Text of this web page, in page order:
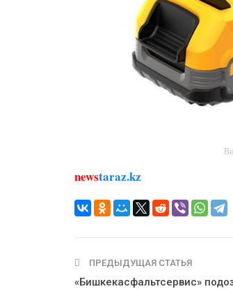
newstaraz.kz
ПРЕДЫДУЩАЯ СТАТЬЯ
«Бишкекасфальтсервис»